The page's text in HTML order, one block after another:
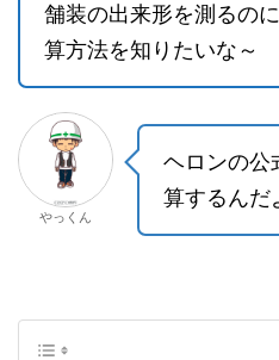
舗装の出来形を測るの
算方法を知りたいな～
やっくん
ヘロンの公
算するんだ